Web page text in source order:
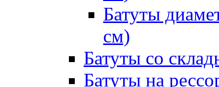
Батуты
см)
Батуты со
Батуты на